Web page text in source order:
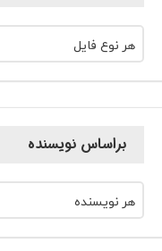
هر نوع فایل
براساس نویسنده
هر نویسنده